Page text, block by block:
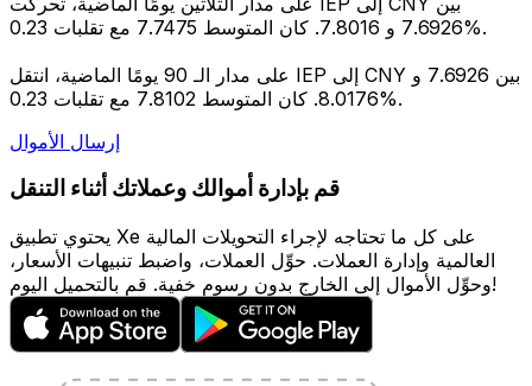
7.6926 و 7.8016. كان المتوسط 7.7475 مع تقلبات 0.23%.
على مدار الـ 90 يومًا الماضية، انتقل IEP إلى CNY بين 7.6926 و
8.0176. كان المتوسط 7.8102 مع تقلبات 0.23%.
إرسال الأموال
قم بإدارة أموالك وعملاتك أثناء التنقل
يحتوي تطبيق Xe على كل ما تحتاجه لإجراء التحويلات المالية
العالمية وإدارة العملات. حوِّل العملات، واضبط تنبيهات الأسعار،
وحوِّل الأموال إلى الخارج بدون رسوم خفية. قم بالتحميل اليوم!